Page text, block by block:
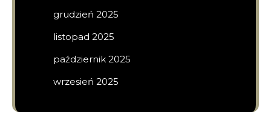
grudzień 2025
listopad 2025
październik 2025
wrzesień 2025